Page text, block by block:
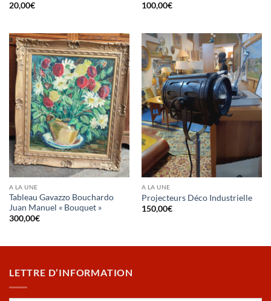
20,00€
100,00€
A LA UNE
Tableau Gavazzo Bouchardo
Juan Manuel « Bouquet »
300,00€
A LA UNE
Projecteurs Déco Industrielle
150,00€
LETTRE D’INFORMATION